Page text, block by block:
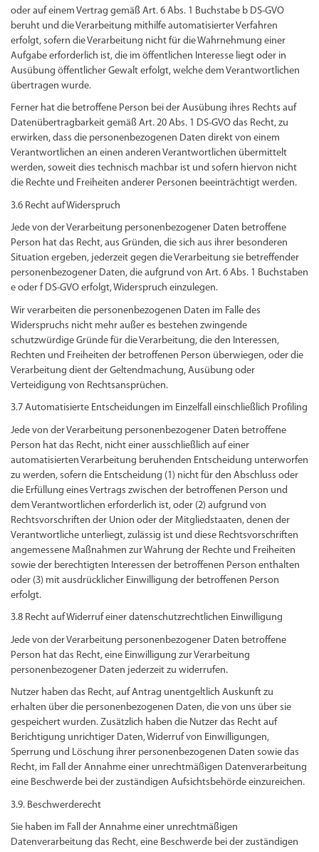
oder auf einem Vertrag gemäß Art. 6 Abs. 1 Buchstabe b DS-GVO
beruht und die Verarbeitung mithilfe automatisierter Verfahren
erfolgt, sofern die Verarbeitung nicht für die Wahrnehmung einer
Aufgabe erforderlich ist, die im öffentlichen Interesse liegt oder in
Ausübung öffentlicher Gewalt erfolgt, welche dem Verantwortlichen
übertragen wurde.
Ferner hat die betroffene Person bei der Ausübung ihres Rechts auf
Datenübertragbarkeit gemäß Art. 20 Abs. 1 DS-GVO das Recht, zu
erwirken, dass die personenbezogenen Daten direkt von einem
Verantwortlichen an einen anderen Verantwortlichen übermittelt
werden, soweit dies technisch machbar ist und sofern hiervon nicht
die Rechte und Freiheiten anderer Personen beeinträchtigt werden.
3.6 Recht auf Widerspruch
Jede von der Verarbeitung personenbezogener Daten betroffene
Person hat das Recht, aus Gründen, die sich aus ihrer besonderen
Situation ergeben, jederzeit gegen die Verarbeitung sie betreffender
personenbezogener Daten, die aufgrund von Art. 6 Abs. 1 Buchstaben
e oder f DS-GVO erfolgt, Widerspruch einzulegen.
Wir verarbeiten die personenbezogenen Daten im Falle des
Widerspruchs nicht mehr außer es bestehen zwingende
schutzwürdige Gründe für die Verarbeitung, die den Interessen,
Rechten und Freiheiten der betroffenen Person überwiegen, oder die
Verarbeitung dient der Geltendmachung, Ausübung oder
Verteidigung von Rechtsansprüchen.
3.7 Automatisierte Entscheidungen im Einzelfall einschließlich Profiling
Jede von der Verarbeitung personenbezogener Daten betroffene
Person hat das Recht, nicht einer ausschließlich auf einer
automatisierten Verarbeitung beruhenden Entscheidung unterworfen
zu werden, sofern die Entscheidung (1) nicht für den Abschluss oder
die Erfüllung eines Vertrags zwischen der betroffenen Person und
dem Verantwortlichen erforderlich ist, oder (2) aufgrund von
Rechtsvorschriften der Union oder der Mitgliedstaaten, denen der
Verantwortliche unterliegt, zulässig ist und diese Rechtsvorschriften
angemessene Maßnahmen zur Wahrung der Rechte und Freiheiten
sowie der berechtigten Interessen der betroffenen Person enthalten
oder (3) mit ausdrücklicher Einwilligung der betroffenen Person
erfolgt.
3.8 Recht auf Widerruf einer datenschutzrechtlichen Einwilligung
Jede von der Verarbeitung personenbezogener Daten betroffene
Person hat das Recht, eine Einwilligung zur Verarbeitung
personenbezogener Daten jederzeit zu widerrufen.
Nutzer haben das Recht, auf Antrag unentgeltlich Auskunft zu
erhalten über die personenbezogenen Daten, die von uns über sie
gespeichert wurden. Zusätzlich haben die Nutzer das Recht auf
Berichtigung unrichtiger Daten, Widerruf von Einwilligungen,
Sperrung und Löschung ihrer personenbezogenen Daten sowie das
Recht, im Fall der Annahme einer unrechtmäßigen Datenverarbeitung
eine Beschwerde bei der zuständigen Aufsichtsbehörde einzureichen.
3.9. Beschwerderecht
Sie haben im Fall der Annahme einer unrechtmäßigen
Datenverarbeitung das Recht, eine Beschwerde bei der zuständigen